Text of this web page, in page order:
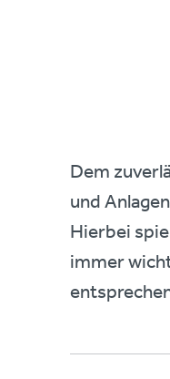
Dem
und
Hierbei
immer